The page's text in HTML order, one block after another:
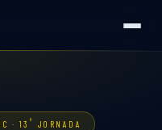
· 13 ª JORNADA